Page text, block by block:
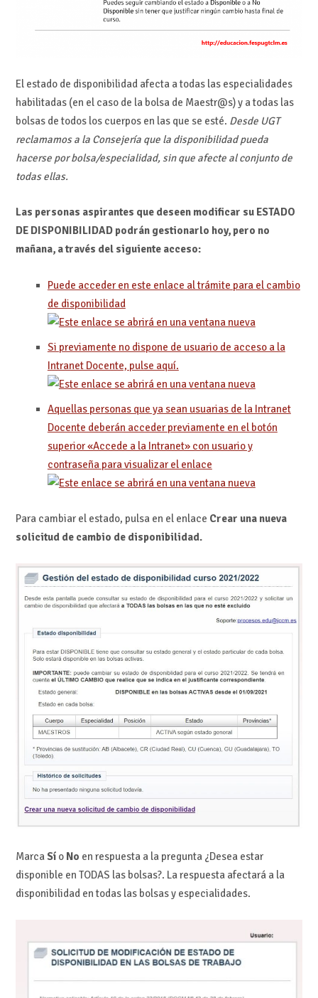
El estado de disponibilidad afecta a todas las especialidades
habilitadas (en el caso de la bolsa de Maestr@s) y a todas las
bolsas de todos los cuerpos en las que se esté. Desde UGT
reclamamos a la Consejería que la disponibilidad pueda
hacerse por bolsa/especialidad, sin que afecte al conjunto de
todas ellas.
Las personas aspirantes que deseen modificar su ESTADO
DE DISPONIBILIDAD podrán gestionarlo hoy, pero no
mañana, a través del siguiente acceso:
Puede acceder en este enlace al trámite para el cambio
de disponibilidad
Si previamente no dispone de usuario de acceso a la
Intranet Docente, pulse aquí.
Aquellas personas que ya sean usuarias de la Intranet
Docente deberán acceder previamente en el botón
superior «Accede a la Intranet» con usuario y
contraseña para visualizar el enlace
Para cambiar el estado, pulsa en el enlace Crear una nueva
solicitud de cambio de disponibilidad.
MarcaSío No en respuesta a la pregunta ¿Desea estar
disponible en TODAS las bolsas?. La respuesta afectará a la
disponibilidad en todas las bolsas y especialidades.